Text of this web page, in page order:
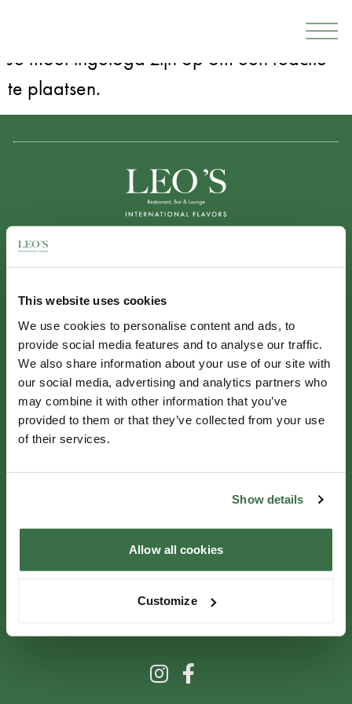
This website uses cookies
We use cookies to personalise content and ads, to
provide social media features and to analyse our traffic.
We also share information about your use of our site with
our social media, advertising and analytics partners who
may combine it with other information that you’ve
provided to them or that they’ve collected from your use
of their services.
Show details
Allow all cookies
Customize
Je moet ingelogd zijn op om een reactie
te plaatsen.
LOCATIES
Amsterdam
PAGINA'S
Evenementen
Groepen en Vergaderingen
Disclaimer
Algemene Voorwaarden
Bedrijfsgegevens
Werken Bij